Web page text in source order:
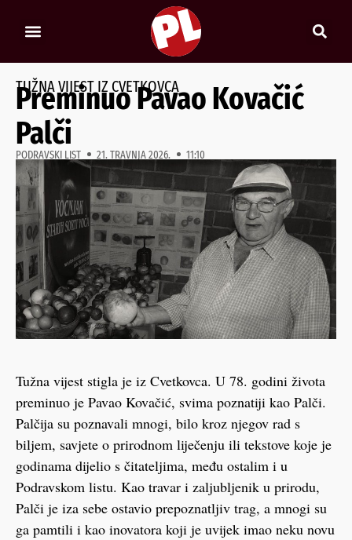
TUŽNA VIJEST IZ CVETKOVCA
Preminuo Pavao Kovačić
Palči
PODRAVSKI LIST 21. TRAVNJA 2026. 11:10
Tužna vijest stigla je iz Cvetkovca. U 78. godini života
preminuo je Pavao Kovačić, svima poznatiji kao Palči.
Palčija su poznavali mnogi, bilo kroz njegov rad s
biljem, savjete o prirodnom liječenju ili tekstove koje je
godinama dijelio s čitateljima, među ostalim i u
Podravskom listu. Kao travar i zaljubljenik u prirodu,
Palči je iza sebe ostavio prepoznatljiv trag, a mnogi su
ga pamtili i kao inovatora koji je uvijek imao neku novu